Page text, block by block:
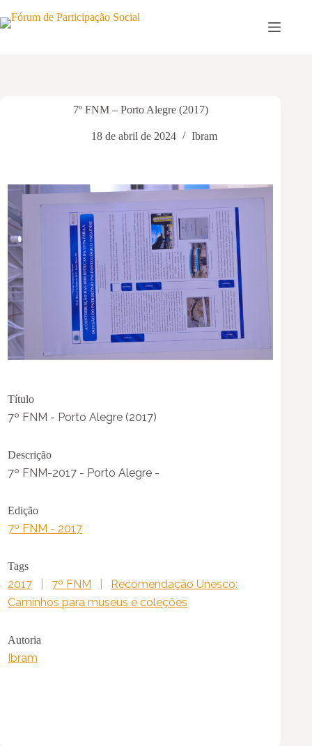
para
o
7º FNM – Porto Alegre (2017)
18 de abril de 2024 Ibram
Título
7º FNM - Porto Alegre (2017)
Descrição
7º FNM-2017 - Porto Alegre -
Edição
7º FNM - 2017
Tags
2017 7º FNM
Recomendação Unesco:
Caminhos para museus e coleções
Autoria
Ibram